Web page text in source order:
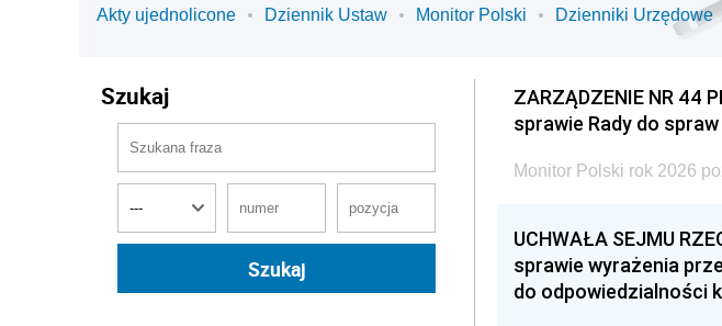
Akty ujednolicone Dziennik Ustaw Monitor Polski Dzienniki Urzędowe
Szukaj
ZARZĄDZENIE NR 44
sprawie Rady do
Monitor Polski rok 2026
UCHWAŁA SEJMU
sprawie wyrażenia
do odpowiedzialności